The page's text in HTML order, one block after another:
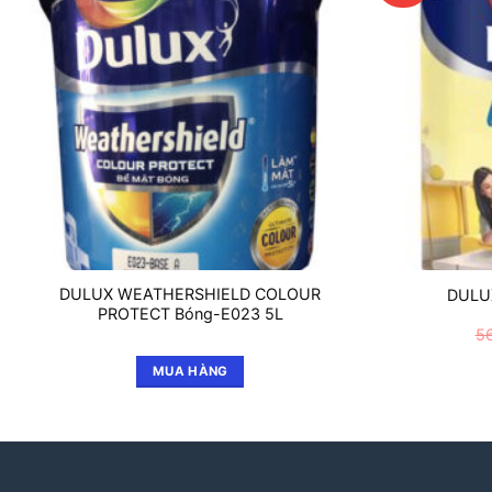
DULUX WEATHERSHIELD COLOUR
PROTECT Bóng-E023 5L
MUA HÀNG